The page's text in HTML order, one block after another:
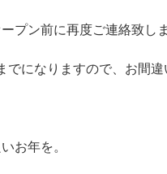
プン前に再度ご連絡致しま
でになりますので、お間違
お年を。